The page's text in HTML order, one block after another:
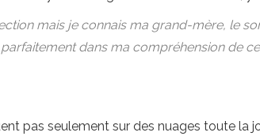
mais je connais ma grand-mère, le
dans ma compréhension de
pas seulement sur des nuages ​​toute la